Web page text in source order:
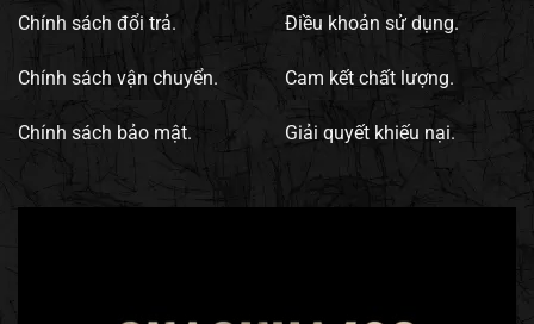
Chính sách đổi trả.
Chính sách vận chuyển.
Chính sách bảo mật.
Điều khoản sử dụng.
Cam kết chất lượng.
Giải quyết khiếu nại.